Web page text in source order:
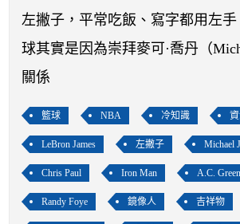
左撇子，平常吃飯、寫字都用左
球其實是因為崇拜麥可·喬丹（
關係
籃球 NBA 冷知識
LeBron James 左撇子 Michael
Chris Paul Iron Man A.C. Green
Randy Foye 鏡像人 吉祥物